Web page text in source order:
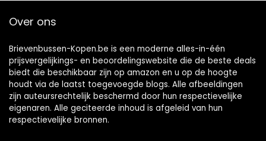
Over ons
Brievenbussen-Kopen.be is een moderne alles-in-één
prijsvergelijkings- en beoordelingswebsite die de beste deals
biedt die beschikbaar zijn op amazon en u op de hoogte
houdt via de laatst toegevoegde blogs. Alle afbeeldingen
zijn auteursrechtelijk beschermd door hun respectievelijke
eigenaren. Alle geciteerde inhoud is afgeleid van hun
respectievelijke bronnen.